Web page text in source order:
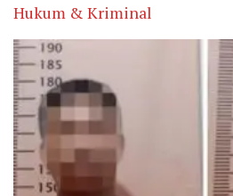
Hukum & Kriminal